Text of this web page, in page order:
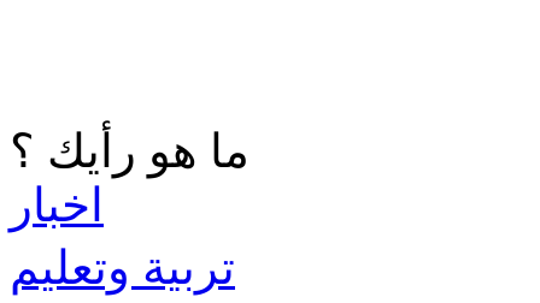
ما هو رأيك ؟
اخبار
تربية وتعليم